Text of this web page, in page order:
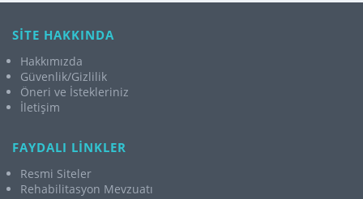
SİTE HAKKINDA
Hakkımızda
Güvenlik/Gizlilik
Öneri ve İstekleriniz
İletişim
FAYDALI LİNKLER
Resmi Siteler
Rehabilitasyon Mevzuatı